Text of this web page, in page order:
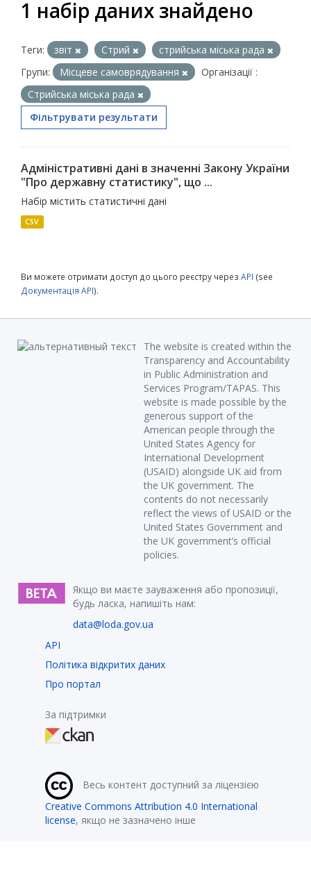
1 набір даних знайдено
Теги: звіт Стрий
стрийська міська рада
Групи:
Місцеве самоврядування
Організації :
Стрийська міська рада
Фільтрувати результати
Адміністративні дані в значенні Закону України
"Про державну статистику", що ...
Набір містить статистичні дані
CSV
Ви можете отримати доступ до цього реєстру через API (see
Документація API).
The website is created within the
Transparency and Accountability
in Public Administration and
Services Program/TAPAS. This
website is made possible by the
generous support of the
American people through the
United States Agency for
International Development
(USAID) alongside UK aid from
the UK government. The
contents do not necessarily
reflect the views of USAID or the
United States Government and
the UK government’s official
policies.
Якщо ви маєте зауваження або пропозиції,
будь ласка, напишіть нам:
data@loda.gov.ua
API
Політика відкритих даних
Про портал
За підтримки
Весь контент доступний за ліцензією
Creative Commons Attribution 4.0 International
license, якщо не зазначено інше